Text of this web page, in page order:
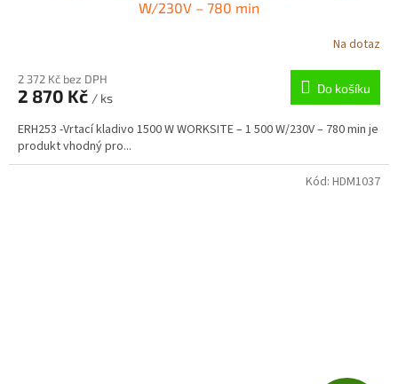
R
M
A
W/230V – 780 min
Na dotaz
2 372 Kč bez DPH
2 870 Kč / ks
Do košíku
ERH253 -Vrtací kladivo 1500 W WORKSITE – 1 500 W/230V – 780 min je
produkt vhodný pro...
Kód: HDM1037